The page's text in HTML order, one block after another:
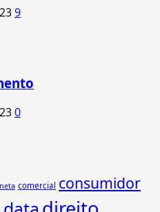
9
0
comercial consumidor